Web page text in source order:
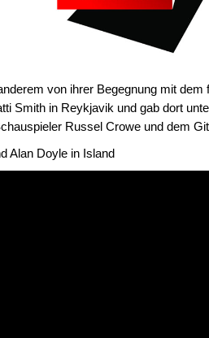
von ihrer Begegnung mit
Smith in Reykjavik und gab dort
Russel Crowe und dem
Alan Doyle in Island